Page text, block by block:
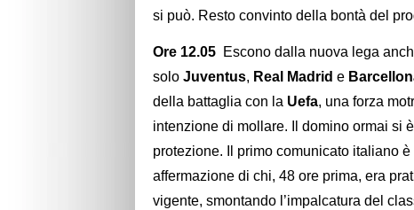
si può. Resto convinto della bontà del
Ore 12.05 Escono dalla nuova lega
solo Juventus, Real Madrid e
della battaglia con la Uefa, una forza
intenzione di mollare. Il domino ormai si
protezione. Il primo comunicato italiano è
affermazione di chi, 48 ore prima, era
vigente, smontando l’impalcatura del